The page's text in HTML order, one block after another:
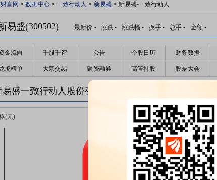
富网 > 数据中心 > 一致行动人 > 新易盛 > 新易盛-一致行动人
易盛(300502) 最新价 - 涨跌 - 涨跌幅 - 换手 - 总手 - 金额 -
金流向 千股千评 公告 个股日历 财务数据
虎榜单 大宗交易 融资融券 高管持股 股东大会
易盛一致行动人股份变化趋势图